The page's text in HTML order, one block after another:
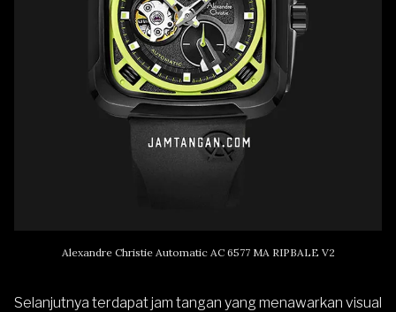
Alexandre Christie Automatic AC 6577 MA RIPBALE V2
Selanjutnya terdapat jam tangan yang menawarkan visual